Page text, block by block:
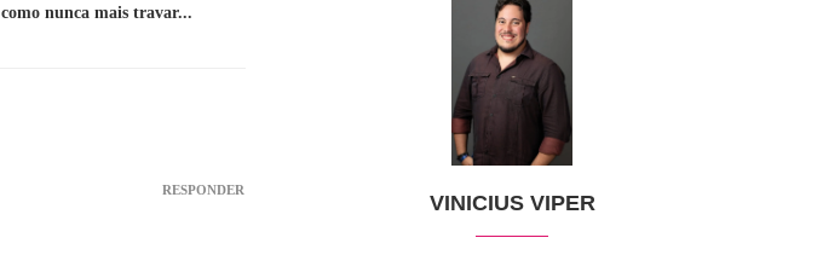
como nunca mais travar...
RESPONDER
VINICIUS VIPER